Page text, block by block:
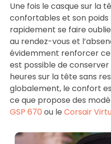
Une fois le casque sur la
confortables et son
rapidement se faire
au rendez-vous et
évidemment renforcer
est possible de
heures sur la tête sans
globalement, le confort
ce que propose des
GSP 670 ou le Corsair